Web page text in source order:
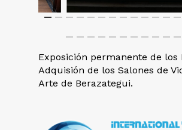
Exposición permanente de los
Adquisión de los Salones de
Arte de Berazategui.